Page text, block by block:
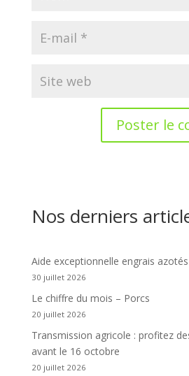
Nos derniers
Aide exceptionnelle engrais
30 juillet 2026
Le chiffre du mois – Porcs
20 juillet 2026
Transmission agricole : profitez
avant le 16 octobre
20 juillet 2026